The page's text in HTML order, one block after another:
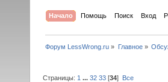
Начало Помощь Поиск Вход
Форум LessWrong.ru » Главное»
Страницы: 1 ...32 33 [34] Все